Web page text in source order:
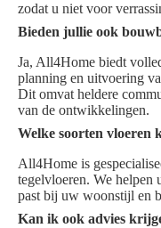
zodat u niet voor
Bieden jullie ook
Ja, All4Home biedt
planning en uitvoering
Dit omvat heldere
van de ontwikkelingen.
Welke soorten vloeren
All4Home is
tegelvloeren. We helpen
past bij uw woonstijl en
Kan ik ook advies